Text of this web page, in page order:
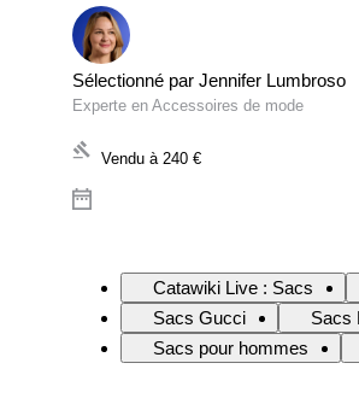
Sélectionné par Jennifer Lumbroso
Experte en Accessoires de mode
Vendu à 240 €
Catawiki Live : Sacs
Sacs Gucci
Sacs
Sacs pour hommes